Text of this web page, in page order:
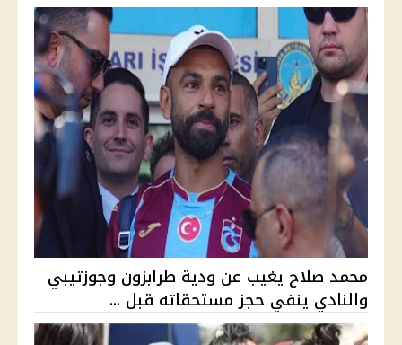
محمد صلاح يغيب عن ودية طرابزون وجوزتيبي
والنادي ينفي حجز مستحقاته قبل ...